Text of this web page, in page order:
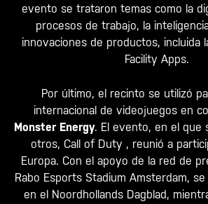
evento se trataron temas como la
procesos de trabajo, la
innovaciones de productos, incluida
Facility Apps.
Por último, el recinto se utilizó
internacional de videojuegos en
Monster Energy. El evento, en el que
otros, Call of Duty , reunió a
Europa. Con el apoyo de la red de
Rabo Esports Stadium Amsterdam,
en el Noordhollands Dagblad,